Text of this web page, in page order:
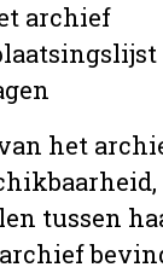
archief
het
tussen